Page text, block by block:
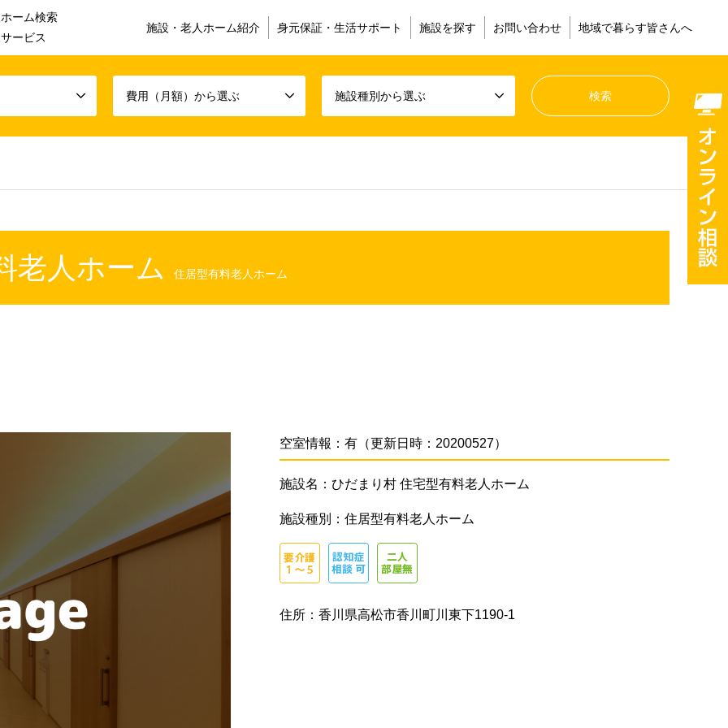
ーム検索
ービス
施設・老人ホーム紹介 身元保証・生活サポート 施設を探す お問い合わせ 地域で暮らす皆さんへ
費用（月額）から選ぶ 施設種別から選ぶ
老人ホーム 住居型有料老人ホーム
空室情報：有（更新日時：20200527）
施設名：ひだまり村 住宅型有料老人ホーム
施設種別：住居型有料老人ホーム
住所：香川県高松市香川町川東下1190-1